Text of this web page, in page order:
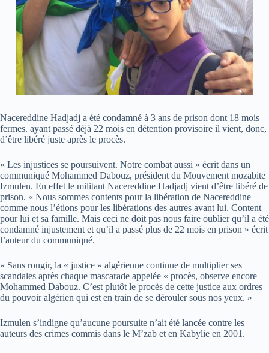
Nacereddine Hadjadj a été condamné à 3 ans de prison dont 18 mois
fermes. ayant passé déjà 22 mois en détention provisoire il vient, donc,
d’être libéré juste après le procès.
« Les injustices se poursuivent. Notre combat aussi » écrit dans un
communiqué Mohammed Dabouz, président du Mouvement mozabite
Izmulen. En effet le militant Nacereddine Hadjadj vient d’être libéré de
prison. « Nous sommes contents pour la libération de Nacereddine
comme nous l’étions pour les libérations des autres avant lui. Content
pour lui et sa famille. Mais ceci ne doit pas nous faire oublier qu’il a été
condamné injustement et qu’il a passé plus de 22 mois en prison » écrit
l’auteur du communiqué.
« Sans rougir, la « justice » algérienne continue de multiplier ses
scandales après chaque mascarade appelée « procès, observe encore
Mohammed Dabouz. C’est plutôt le procès de cette justice aux ordres
du pouvoir algérien qui est en train de se dérouler sous nos yeux. »
Izmulen s’indigne qu’aucune poursuite n’ait été lancée contre les
auteurs des crimes commis dans le M’zab et en Kabylie en 2001.